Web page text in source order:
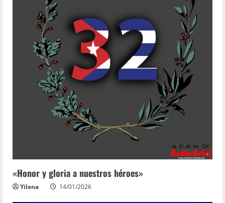
«Honor y gloria a nuestros héroes»
Yilena 14/01/2026